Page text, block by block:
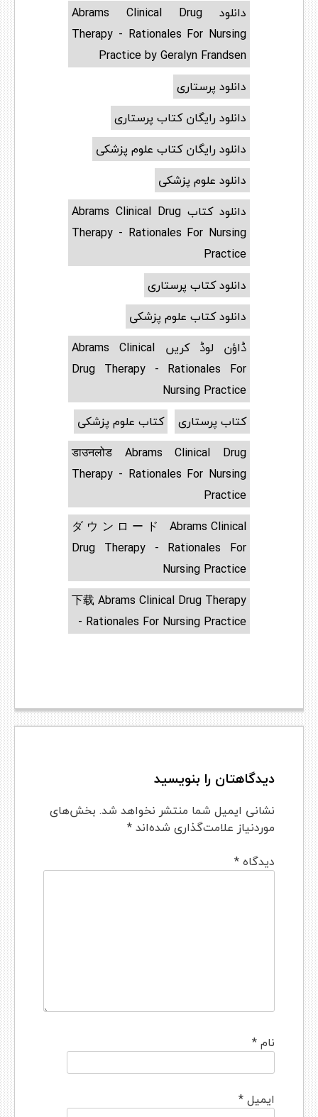
دانلود Abrams Clinical Drug
Therapy - Rationales For Nursing
Practice by Geralyn Frandsen
دانلود پرستاری
دانلود رایگان کتاب پرستاری
دانلود رایگان کتاب علوم پزشکی
دانلود علوم پزشکی
دانلود کتاب Abrams Clinical Drug
Therapy - Rationales For Nursing
Practice
دانلود کتاب پرستاری
دانلود کتاب علوم پزشکی
ڈاؤن لوڈ کریں Abrams Clinical
Drug Therapy - Rationales For
Nursing Practice
کتاب پرستاری
کتاب علوم پزشکی
डाउनलोड Abrams Clinical Drug
Therapy - Rationales For Nursing
Practice
ダウンロード Abrams Clinical
Drug Therapy - Rationales For
Nursing Practice
下载 Abrams Clinical Drug Therapy
- Rationales For Nursing Practice
دیدگاهتان را بنویسید
نشانی ایمیل شما منتشر نخواهد شد. بخش‌های
موردنیاز علامت‌گذاری شده‌اند*
دیدگاه*
نام*
ایمیل*